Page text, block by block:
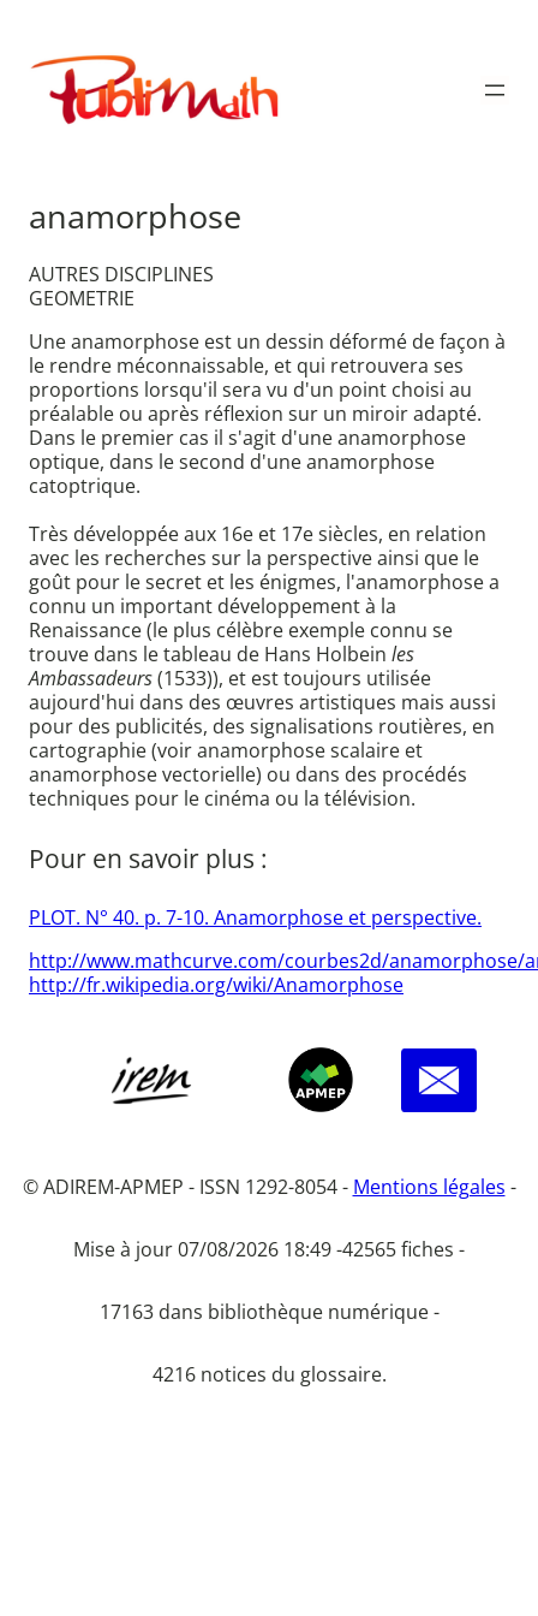
contenu
Publimath
anamorphose
AUTRES DISCIPLINES
GEOMETRIE
Une anamorphose est un dessin déformé de façon à
le rendre méconnaissable, et qui retrouvera ses
proportions lorsqu'il sera vu d'un point choisi au
préalable ou après réflexion sur un miroir adapté.
Dans le premier cas il s'agit d'une anamorphose
optique, dans le second d'une anamorphose
catoptrique.
Très développée aux 16e et 17e siècles, en relation
avec les recherches sur la perspective ainsi que le
goût pour le secret et les énigmes, l'anamorphose a
connu un important développement à la
Renaissance (le plus célèbre exemple connu se
trouve dans le tableau de Hans Holbein les
Ambassadeurs(1533)), et est toujours utilisée
aujourd'hui dans des œuvres artistiques mais aussi
pour des publicités, des signalisations routières, en
cartographie (voir anamorphose scalaire et
anamorphose vectorielle) ou dans des procédés
techniques pour le cinéma ou la télévision.
Pour en savoir plus :
PLOT. N° 40. p. 7-10. Anamorphose et perspective.
http://www.mathcurve.com/courbes2d/anamorphose/
http://fr.wikipedia.org/wiki/Anamorphose
© ADIREM-APMEP - ISSN 1292-8054 - Mentions légales -
Mise à jour 07/08/2026 18:49 -42565 fiches -
17163 dans bibliothèque numérique -
4216 notices du glossaire.